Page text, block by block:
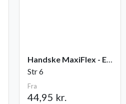
Handske MaxiFlex - Endurance
Str 6
Fra
44,95 kr.